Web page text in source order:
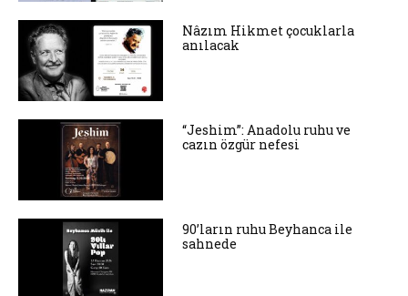
Nâzım Hikmet çocuklarla
anılacak
“Jeshim”: Anadolu ruhu ve
cazın özgür nefesi
90’ların ruhu Beyhanca ile
sahnede